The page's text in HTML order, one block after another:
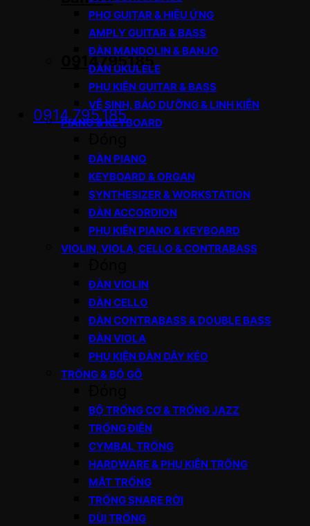
0914795185
0914.795.185
PHƠ GUITAR & HIỆU ỨNG
AMPLY GUITAR & BASS
ĐÀN MANDOLIN & BANJO
ĐÀN UKULELE
PHỤ KIỆN GUITAR & BASS
VỆ SINH, BẢO DƯỠNG & LINH KIỆN
PIANO & KEYBOARD
ĐÀN PIANO
KEYBOARD & ORGAN
SYNTHESIZER & WORKSTATION
ĐÀN ACCORDION
PHỤ KIỆN PIANO & KEYBOARD
VIOLIN, VIOLA, CELLO & CONTRABASS
ĐÀN VIOLIN
ĐÀN CELLO
ĐÀN CONTRABASS & DOUBLE BASS
ĐÀN VIOLA
PHỤ KIỆN ĐÀN DÂY KÉO
TRỐNG & BỘ GÕ
BỘ TRỐNG CƠ & TRỐNG JAZZ
TRỐNG ĐIỆN
CYMBAL TRỐNG
HARDWARE & PHỤ KIỆN TRỐNG
MẶT TRỐNG
TRỐNG SNARE RỜI
DÙI TRỐNG